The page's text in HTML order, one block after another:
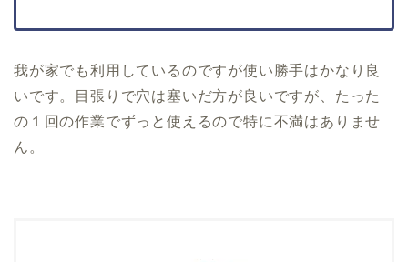
我が家でも利用しているのですが使い勝手はかなり良
いです。目張りで穴は塞いだ方が良いですが、たった
の１回の作業でずっと使えるので特に不満はありませ
ん。